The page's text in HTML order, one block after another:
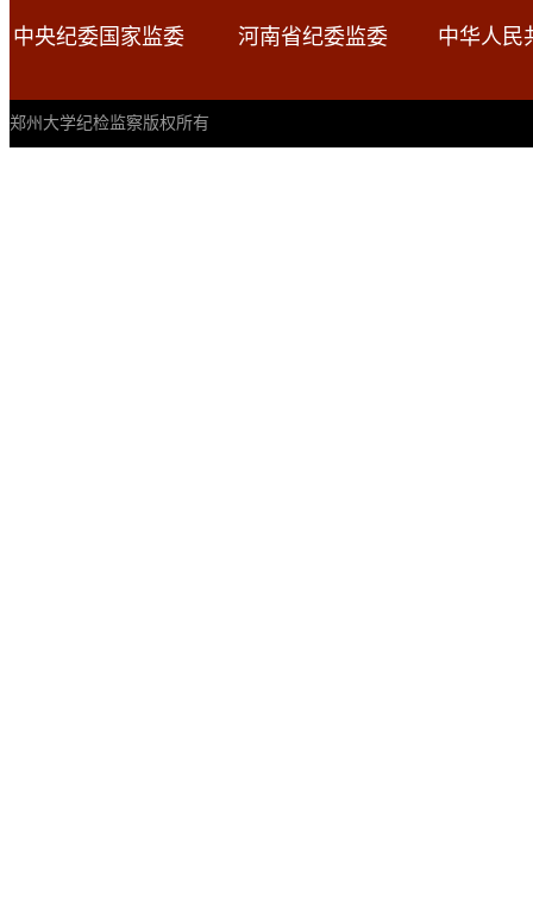
中央纪委国家监委 河南省纪委监委 中华人民
郑州大学纪检监察版权所有